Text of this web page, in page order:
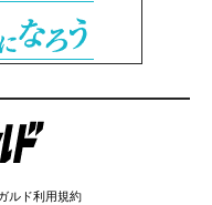
ルド利用規約